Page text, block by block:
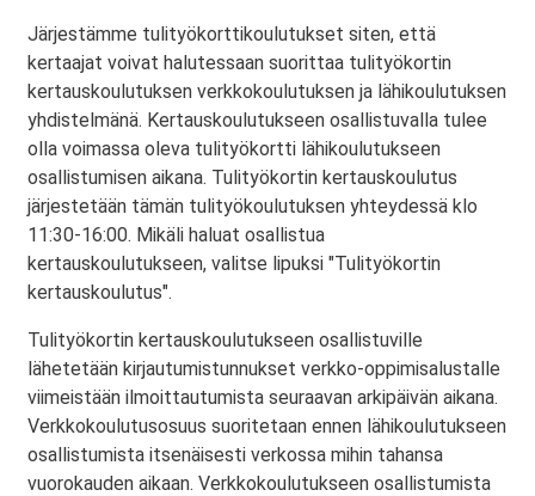
Järjestämme tulityökorttikoulutukset siten, että
kertaajat voivat halutessaan suorittaa tulityökortin
kertauskoulutuksen verkkokoulutuksen ja lähikoulutuksen
yhdistelmänä. Kertauskoulutukseen osallistuvalla tulee
olla voimassa oleva tulityökortti lähikoulutukseen
osallistumisen aikana. Tulityökortin kertauskoulutus
järjestetään tämän tulityökoulutuksen yhteydessä klo
11:30-16:00. Mikäli haluat osallistua
kertauskoulutukseen, valitse lipuksi "Tulityökortin
kertauskoulutus".
Tulityökortin kertauskoulutukseen osallistuville
lähetetään kirjautumistunnukset verkko-oppimisalustalle
viimeistään ilmoittautumista seuraavan arkipäivän aikana.
Verkkokoulutusosuus suoritetaan ennen lähikoulutukseen
osallistumista itsenäisesti verkossa mihin tahansa
vuorokauden aikaan. Verkkokoulutukseen osallistumista